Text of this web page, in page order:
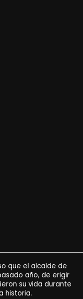
que el alcalde de
año, de erigir
su vida durante
historia.